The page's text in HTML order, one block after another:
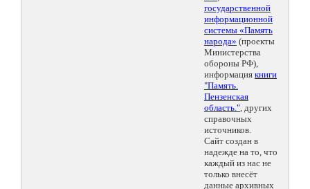
государственной
информационной
системы «Память
народа» (проекты
Министерства
обороны РФ),
информация книги
"Память.
Пензенская
область.", других
справочных
источников.
Сайт создан в
надежде на то, что
каждый из нас не
только внесёт
данные архивных